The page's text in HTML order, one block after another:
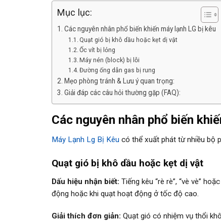
Mục lục:
Các nguyên nhân phổ biến khiến máy lạnh LG bị kêu
Quạt gió bị khô dầu hoặc kẹt dị vật
Ốc vít bị lỏng
Máy nén (block) bị lỗi
Đường ống dẫn gas bị rung
Mẹo phòng tránh & Lưu ý quan trọng:
Giải đáp các câu hỏi thường gặp (FAQ):
Các nguyên nhân phổ biến
Máy Lạnh Lg Bị Kêu có thể xuất phát từ nhiều bộ
Quạt gió bị khô dầu hoặc kẹt dị vật
Dấu hiệu nhận biết: Tiếng kêu “rè rè”, “vè vè”
động hoặc khi quạt hoạt động ở tốc độ cao.
Giải thích đơn giản: Quạt gió có nhiệm vụ thổi